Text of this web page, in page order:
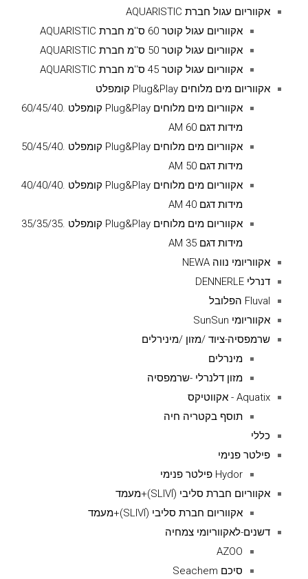
אקווריום עגול חברת AQUARISTIC
אקווריום עגול קוטר 60 ס''מ חברת AQUARISTIC
אקווריום עגול קוטר 50 ס''מ חברת AQUARISTIC
אקווריום עגול קוטר 45 ס''מ חברת AQUARISTIC
אקווריום מים מלוחים Plug&Play קומפלט
אקווריום מים מלוחים Plug&Play קומפלט .60/45/40
מידות דגם AM 60
אקווריום מים מלוחים Plug&Play קומפלט .50/45/40
מידות דגם AM 50
אקווריום מים מלוחים Plug&Play קומפלט .40/40/40
מידות דגם AM 40
אקווריום מים מלוחים Plug&Play קומפלט .35/35/35
מידות דגם AM 35
אקווריומי נווה NEWA
דנרלי DENNERLE
Fluval הפלובל
אקווריומי SunSun
שרמפסיה-ציוד /מזון /מינירלים
מינרלים
מזון דלנרלי -שרמפסיה
Aquatix - אקווטיקס
תוסף בקטריה חיה
כללי
פילטר פנימי
Hydor פילטר פנימי
אקווריום חברת סליבי (SLIVIׂׂ)+מעמד
אקווריום חברת סליבי (SLIVIׂׂ)+מעמד
דשנים-לאקווריומי צמחיה
AZOO
סיכם Seachem